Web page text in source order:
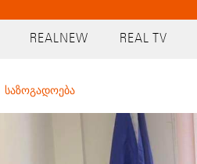
REALNEW REAL TV
საზოგადოება